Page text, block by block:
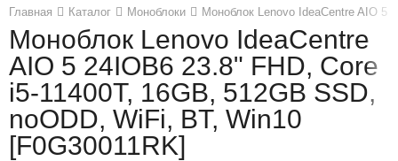
Главная Каталог Моноблоки Моноблок Lenovo IdeaCentre AIO 5
Моноблок Lenovo IdeaCentre
AIO 5 24IOB6 23.8" FHD, Core
i5-11400T, 16GB, 512GB SSD,
noODD, WiFi, BT, Win10
[F0G30011RK]
Назад
Каталог продукции
Ноутбуки и ультрабуки
Компьютеры
Назад
Контакты
Контактная информация